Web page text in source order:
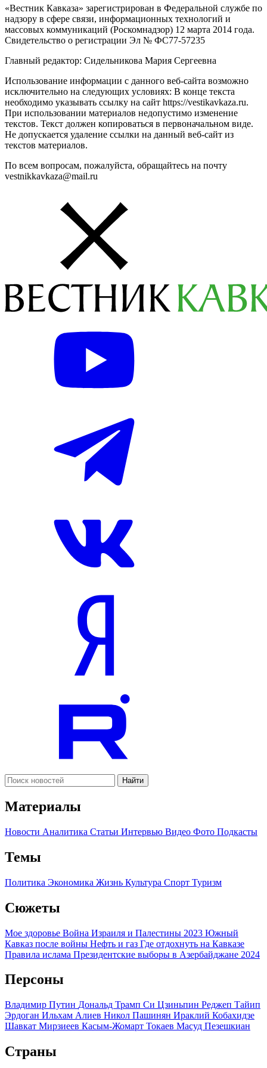
«Вестник Кавказа» зарегистрирован в Федеральной службе по
надзору в сфере связи, информационных технологий и
массовых коммуникаций (Роскомнадзор) 12 марта 2014 года.
Свидетельство о регистрации Эл № ФС77-57235
Главный редактор: Сидельникова Мария Сергеевна
Использование информации с данного веб-сайта возможно
исключительно на следующих условиях: В конце текста
необходимо указывать ссылку на сайт https://vestikavkaza.ru.
При использовании материалов недопустимо изменение
текстов. Текст должен копироваться в первоначальном виде.
Не допускается удаление ссылки на данный веб-сайт из
текстов материалов.
По всем вопросам, пожалуйста, обращайтесь на почту
vestnikkavkaza@mail.ru
Найти
Материалы
Новости Аналитика Статьи Интервью Видео Фото Подкасты
Темы
Политика Экономика Жизнь Культура Спорт Туризм
Сюжеты
Мое здоровье Война Израиля и Палестины 2023 Южный
Кавказ после войны Нефть и газ Где отдохнуть на Кавказе
Правила ислама Президентские выборы в Азербайджане 2024
Персоны
Владимир Путин Дональд Трамп Си Цзиньпин Реджеп Тайип
Эрдоган Ильхам Алиев Никол Пашинян Ираклий Кобахидзе
Шавкат Мирзиеев Касым-Жомарт Токаев Масуд Пезешкиан
Страны